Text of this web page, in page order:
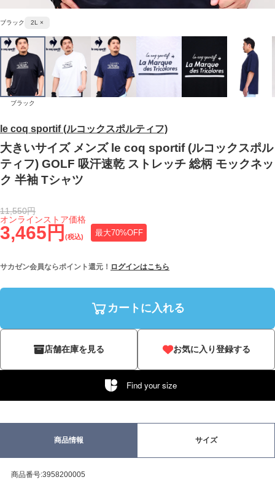
le coq sportif (ルコックスポルティフ)
大きいサイズ メンズ le coq sportif (ルコックスポル
ティフ) GOLF 吸汗速乾 ストレッチ 総柄 モックネッ
ク 半袖 Tシャツ
3,465円 (税込) 最大70%OFF
オンラインストア価格
11,550円
サカゼン会員ならポイント還元！ ログインはこちら
カートに入れる
店舗在庫を見る お気に入り登録する
Find your size
ブラック 2L ×
ブラック
商品情報 サイズ
商品番号:3958200005